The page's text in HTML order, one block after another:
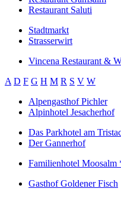
Restaurant Saluti
Stadtmarkt
Strasserwirt
Vincena Restaurant &
A D F G H M R S V W
Alpengasthof Pichler
Alpinhotel Jesacherhof
Das Parkhotel am
Der Gannerhof
Familienhotel
Gasthof Goldener Fisch